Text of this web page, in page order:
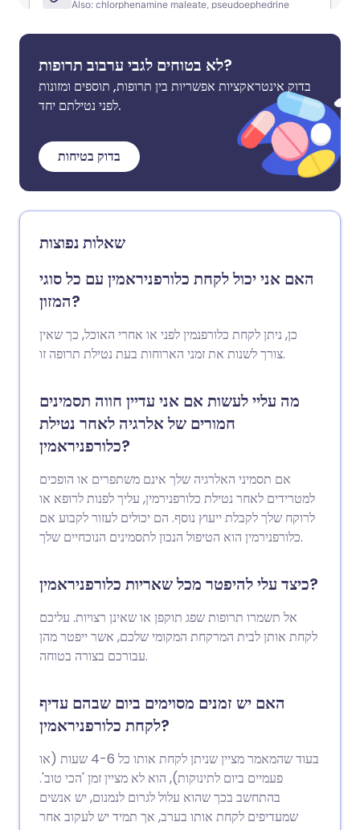
לא בטוחים לגבי ערבוב תרופות?
בדוק אינטראקציות אפשריות בין תרופות, תוספים ומזונות
לפני נטילתם יחד.
בדוק בטיחות
שאלות נפוצות
האם אני יכול לקחת כלורפניראמין עם כל סוגי
המזון?
כן, ניתן לקחת כלורפנמין לפני או אחרי האוכל, כך שאין
צורך לשנות את זמני הארוחות בעת נטילת תרופה זו.
מה עליי לעשות אם אני עדיין חווה תסמינים
חמורים של אלרגיה לאחר נטילת
כלורפניראמין?
אם תסמיני האלרגיה שלך אינם משתפרים או הופכים
למטרידים לאחר נטילת כלורפנירמין, עליך לפנות לרופא או
לרוקח שלך לקבלת ייעוץ נוסף. הם יכולים לעזור לקבוע אם
כלורפנירמין הוא הטיפול הנכון לתסמינים הנוכחיים שלך.
כיצד עלי להיפטר מכל שאריות כלורפניראמין?
אל תשמרו תרופות שפג תוקפן או שאינן רצויות. עליכם
לקחת אותן לבית המרקחת המקומי שלכם, אשר ייפטר מהן
עבורכם בצורה בטוחה.
האם יש זמנים מסוימים ביום שבהם עדיף
לקחת כלורפניראמין?
בעוד שהמאמר מציין שניתן לקחת אותו כל 4-6 שעות (או
פעמיים ביום לתינוקות), הוא לא מציין זמן 'הכי טוב'.
בהתחשב בכך שהוא עלול לגרום לנמנום, יש אנשים
שמעדיפים לקחת אותו בערב, אך תמיד יש לעקוב אחר